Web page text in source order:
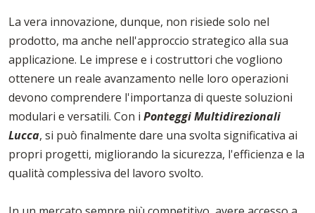
La vera innovazione, dunque, non risiede solo nel
prodotto, ma anche nell'approccio strategico alla sua
applicazione. Le imprese e i costruttori che vogliono
ottenere un reale avanzamento nelle loro operazioni
devono comprendere l'importanza di queste soluzioni
modulari e versatili. Con i Ponteggi Multidirezionali
Lucca, si può finalmente dare una svolta significativa ai
propri progetti, migliorando la sicurezza, l'efficienza e la
qualità complessiva del lavoro svolto.